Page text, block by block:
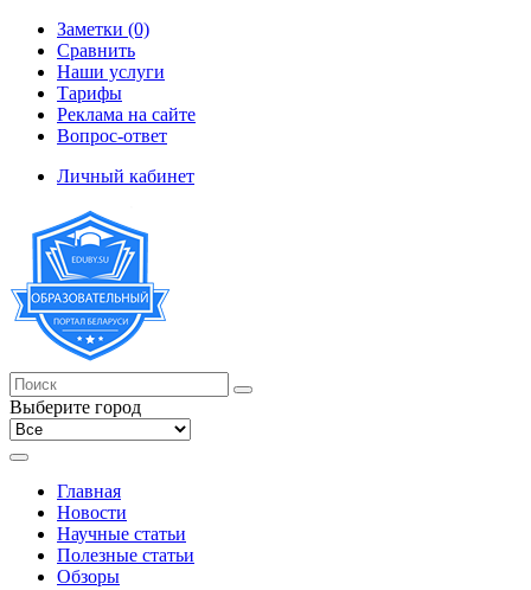
Заметки (0)
Сравнить
Наши услуги
Тарифы
Реклама на сайте
Вопрос-ответ
Личный кабинет
Выберите город
Главная
Новости
Научные статьи
Полезные статьи
Обзоры